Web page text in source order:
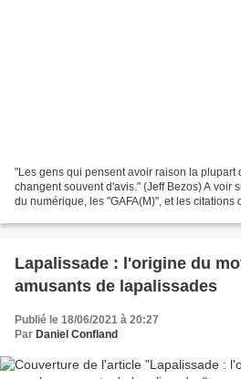
"Les gens qui pensent avoir raison la plupart
changent souvent d'avis." (Jeff Bezos) A voir
du numérique, les "GAFA(M)", et les citations
Lapalissade : l'origine du
amusants de lapalissades
Publié le 18/06/2021 à 20:27
Par Daniel Confland